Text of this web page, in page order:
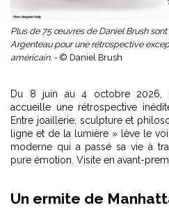
Plus de 75 œuvres de Daniel Brush sont
Argenteau pour une rétrospective
américain. - © Daniel Brush
Du 8 juin au 4 octobre 2026,
accueille une rétrospective
Entre joaillerie, sculpture et
ligne et de la lumière » lève le
moderne qui a passé sa vie à
pure émotion. Visite en avant-
Un ermite de